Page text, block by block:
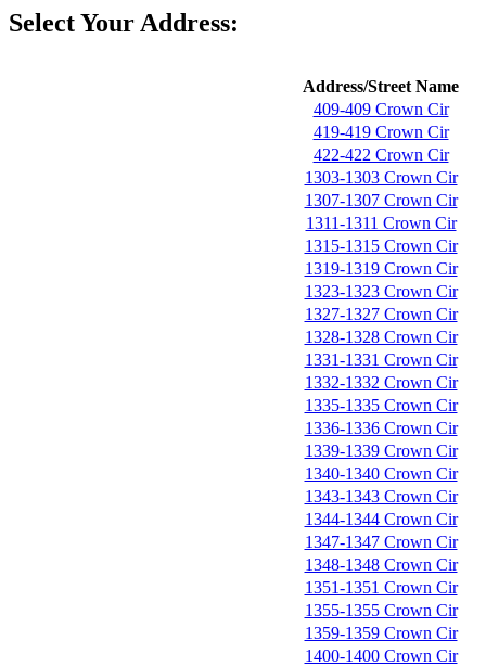
Select Your Address:
Address/Street Name
409-409 Crown Cir
419-419 Crown Cir
422-422 Crown Cir
1303-1303 Crown Cir
1307-1307 Crown Cir
1311-1311 Crown Cir
1315-1315 Crown Cir
1319-1319 Crown Cir
1323-1323 Crown Cir
1327-1327 Crown Cir
1328-1328 Crown Cir
1331-1331 Crown Cir
1332-1332 Crown Cir
1335-1335 Crown Cir
1336-1336 Crown Cir
1339-1339 Crown Cir
1340-1340 Crown Cir
1343-1343 Crown Cir
1344-1344 Crown Cir
1347-1347 Crown Cir
1348-1348 Crown Cir
1351-1351 Crown Cir
1355-1355 Crown Cir
1359-1359 Crown Cir
1400-1400 Crown Cir